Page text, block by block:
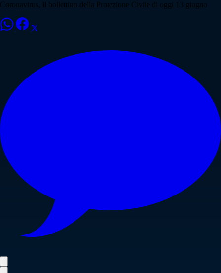
Coronavirus, il bollettino della Protezione Civile di oggi 13 giugno